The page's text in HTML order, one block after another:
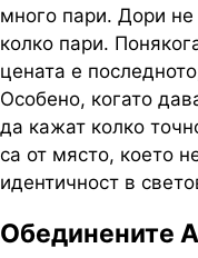
много пари. Дори
колко пари.
цената е
Особено, когато
да кажат колко
са от място, което
идентичност в
Обединените